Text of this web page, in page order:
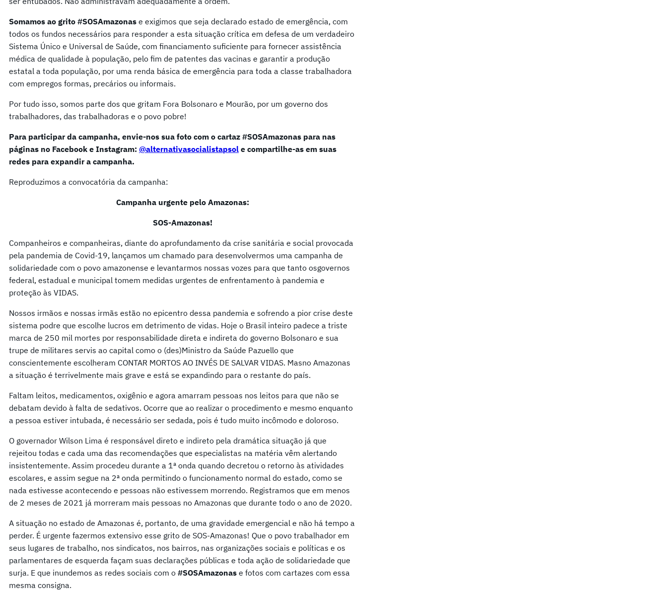
Somamos ao grito #SOSAmazonas e exigimos que seja declarado estado de emergência, com
todos os fundos necessários para responder a esta situação crítica em defesa de um verdadeiro
Sistema Único e Universal de Saúde, com financiamento suficiente para fornecer assistência
médica de qualidade à população, pelo fim de patentes das vacinas e garantir a produção
estatal a toda população, por uma renda básica de emergência para toda a classe trabalhadora
com empregos formas, precários ou informais.
Por tudo isso, somos parte dos que gritam Fora Bolsonaro e Mourão, por um governo dos
trabalhadores, das trabalhadoras e o povo pobre!
Para participar da campanha, envie-nos sua foto com o cartaz #SOSAmazonas para nas
páginas no Facebook e Instagram: @alternativasocialistapsol e compartilhe-as em suas
redes para expandir a campanha.
Reproduzimos a convocatória da campanha:
Campanha urgente pelo Amazonas:
SOS-Amazonas!
Companheiros e companheiras, diante do aprofundamento da crise sanitária e social provocada
pela pandemia de Covid-19, lançamos um chamado para desenvolvermos uma campanha de
solidariedade com o povo amazonense e levantarmos nossas vozes para que tanto osgovernos
federal, estadual e municipal tomem medidas urgentes de enfrentamento à pandemia e
proteção às VIDAS.
Nossos irmãos e nossas irmãs estão no epicentro dessa pandemia e sofrendo a pior crise deste
sistema podre que escolhe lucros em detrimento de vidas. Hoje o Brasil inteiro padece a triste
marca de 250 mil mortes por responsabilidade direta e indireta do governo Bolsonaro e sua
trupe de militares servis ao capital como o (des)Ministro da Saúde Pazuello que
conscientemente escolheram CONTAR MORTOS AO INVÉS DE SALVAR VIDAS. Masno Amazonas
a situação é terrivelmente mais grave e está se expandindo para o restante do país.
Faltam leitos, medicamentos, oxigênio e agora amarram pessoas nos leitos para que não se
debatam devido à falta de sedativos. Ocorre que ao realizar o procedimento e mesmo enquanto
a pessoa estiver intubada, é necessário ser sedada, pois é tudo muito incômodo e doloroso.
O governador Wilson Lima é responsável direto e indireto pela dramática situação já que
rejeitou todas e cada uma das recomendações que especialistas na matéria vêm alertando
insistentemente. Assim procedeu durante a 1ª onda quando decretou o retorno às atividades
escolares, e assim segue na 2ª onda permitindo o funcionamento normal do estado, como se
nada estivesse acontecendo e pessoas não estivessem morrendo. Registramos que em menos
de 2 meses de 2021 já morreram mais pessoas no Amazonas que durante todo o ano de 2020.
A situação no estado de Amazonas é, portanto, de uma gravidade emergencial e não há tempo a
perder. É urgente fazermos extensivo esse grito de SOS-Amazonas! Que o povo trabalhador em
seus lugares de trabalho, nos sindicatos, nos bairros, nas organizações sociais e políticas e os
parlamentares de esquerda façam suas declarações públicas e toda ação de solidariedade que
surja. E que inundemos as redes sociais com o #SOSAmazonas e fotos com cartazes com essa
mesma consigna.